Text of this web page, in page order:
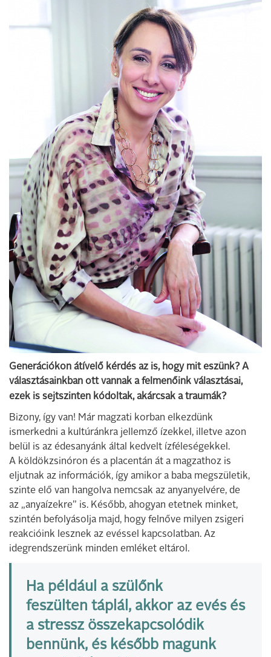
Generációkon átívelő kérdés az is, hogy mit eszünk? A
választásainkban ott vannak a felmenőink választásai,
ezek is sejtszinten kódoltak, akárcsak a traumák?
Bizony, így van! Már magzati korban elkezdünk
ismerkedni a kultúránkra jellemző ízekkel, illetve azon
belül is az édesanyánk által kedvelt ízféleségekkel.
A köldökzsinóron és a placentán át a magzathoz is
eljutnak az információk, így amikor a baba megszületik,
szinte elő van hangolva nemcsak az anyanyelvére, de
az „anyaízekre” is. Később, ahogyan etetnek minket,
szintén befolyásolja majd, hogy felnőve milyen zsigeri
reakcióink lesznek az evéssel kapcsolatban. Az
idegrendszerünk minden emléket eltárol.
Ha például a szülőnk
feszülten táplál, akkor az evés és
a stressz összekapcsolódik
bennünk, és később magunk